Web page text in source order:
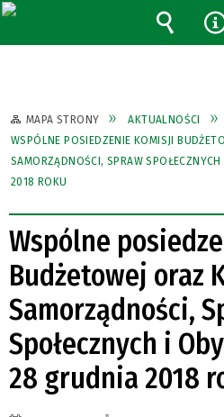
MAPA STRONY AKTUALNOŚCI
WSPÓLNE POSIEDZENIE KOMISJI
SAMORZĄDNOŚCI, SPRAW
2018 ROKU
Wspólne
Budżetowej oraz
Samorządności,
Społecznych i
28 grudnia 2018